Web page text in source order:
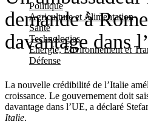
Politique
Agriculture et Alimentation
Santé
Technologies
Energie, Environnement et
Défense
demande à
davantage dans
La nouvelle crédibilité de l’Italie
croissance. Le gouvernement doit
davantage dans l’UE, a déclaré
Italie.